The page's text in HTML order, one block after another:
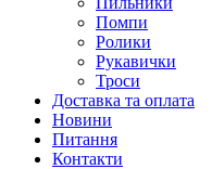
Помпи
Ролики
Рукавички
Троси
Доставка та оплата
Новини
Питання
Контакти